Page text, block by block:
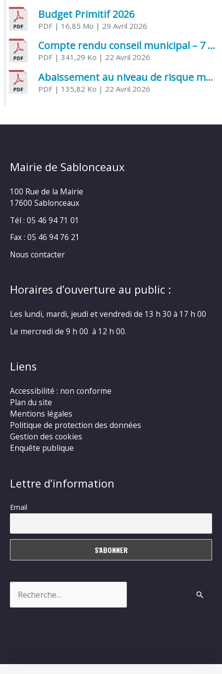
Budget Primitif 2026
PDF| 16,85 Mo | 29 Avril 2026
Compte rendu conseil municipal – 7 avril 2026
PDF| 341,29 Ko | 22 Avril 2026
Abaissement au niveau de risque modéré de l’Influenza aviaire
PDF| 135,82 Ko | 22 Avril 2026
Mairie de Sablonceaux
100 Rue de la Mairie
17600 Sablonceaux
Tél : 05 46 94 71 01
Fax : 05 46 94 76 21
Nous contacter
Horaires d’ouverture au public :
Les lundi, mardi, jeudi et vendredi de 13 h 30 à 17 h 00
Le mercredi de 9 h 00 à 12 h 00.
Liens
Accessibilité : non conforme
Plan du site
Mentions légales
Politique de protection des données
Gestion des cookies
Enquête publique
Lettre d’information
Email